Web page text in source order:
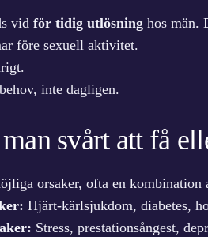
vid för tidig utlösning hos män.
före sexuell aktivitet.
inte dagligen.
svårt att få
orsaker, ofta en kombination
Hjärt-kärlsjukdom, diabetes,
Stress, prestationsångest,